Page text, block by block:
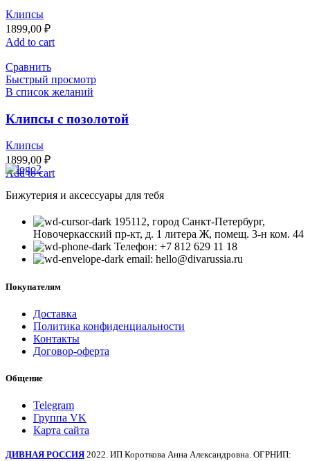
Клипсы
1899,00 ₽
Add to cart
Сравнить
Быстрый просмотр
В список желаний
Клипсы с позолотой
Клипсы
1899,00 ₽
Add to cart
Бижутерия и аксессуары для тебя
195112, город Санкт-Петербург,
Новочеркасский пр-кт, д. 1 литера Ж, помещ. 3-н ком. 44
Телефон: +7 812 629 11 18
email: hello@divarussia.ru
Покупателям
Доставка
Политика конфиденциальности
Контакты
Договор-оферта
Общение
Telegram
Группа VK
Карта сайта
ДИВНАЯ РОССИЯ 2022. ИП Короткова Анна Александровна. ОГРНИП: